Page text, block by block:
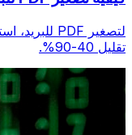
تقليل 40-90%.